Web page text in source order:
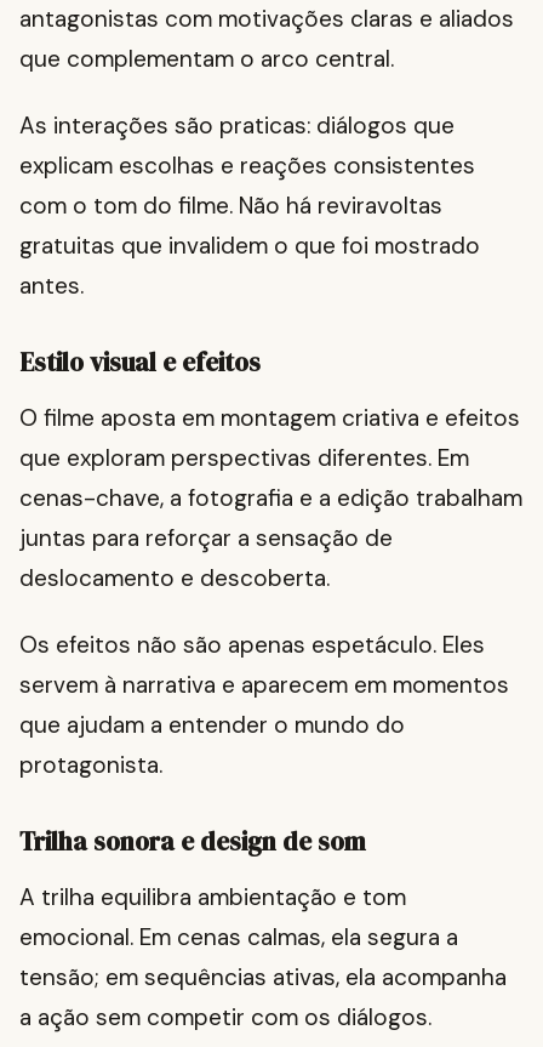
antagonistas com motivações claras e aliados
que complementam o arco central.
As interações são praticas: diálogos que
explicam escolhas e reações consistentes
com o tom do filme. Não há reviravoltas
gratuitas que invalidem o que foi mostrado
antes.
Estilo visual e efeitos
O filme aposta em montagem criativa e efeitos
que exploram perspectivas diferentes. Em
cenas-chave, a fotografia e a edição trabalham
juntas para reforçar a sensação de
deslocamento e descoberta.
Os efeitos não são apenas espetáculo. Eles
servem à narrativa e aparecem em momentos
que ajudam a entender o mundo do
protagonista.
Trilha sonora e design de som
A trilha equilibra ambientação e tom
emocional. Em cenas calmas, ela segura a
tensão; em sequências ativas, ela acompanha
a ação sem competir com os diálogos.